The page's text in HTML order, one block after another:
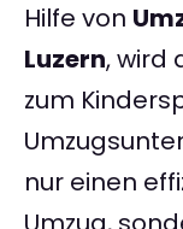
Hilfe von
Luzern, wird
zum
nur einen